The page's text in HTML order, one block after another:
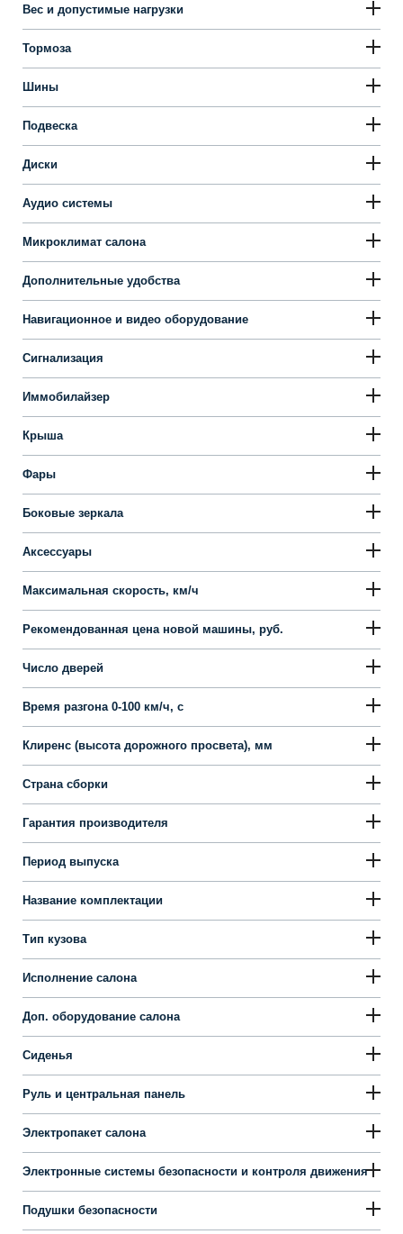
Вес и допустимые нагрузки
Тормоза
Шины
Подвеска
Диски
Аудио системы
Микроклимат салона
Дополнительные удобства
Навигационное и видео оборудование
Сигнализация
Иммобилайзер
Крыша
Фары
Боковые зеркала
Аксессуары
Максимальная скорость, км/ч
Рекомендованная цена новой машины, руб.
Число дверей
Время разгона 0-100 км/ч, с
Клиренс (высота дорожного просвета), мм
Страна сборки
Гарантия производителя
Период выпуска
Название комплектации
Тип кузова
Исполнение салона
Доп. оборудование салона
Сиденья
Руль и центральная панель
Электропакет салона
Электронные системы безопасности и контроля движения
Подушки безопасности